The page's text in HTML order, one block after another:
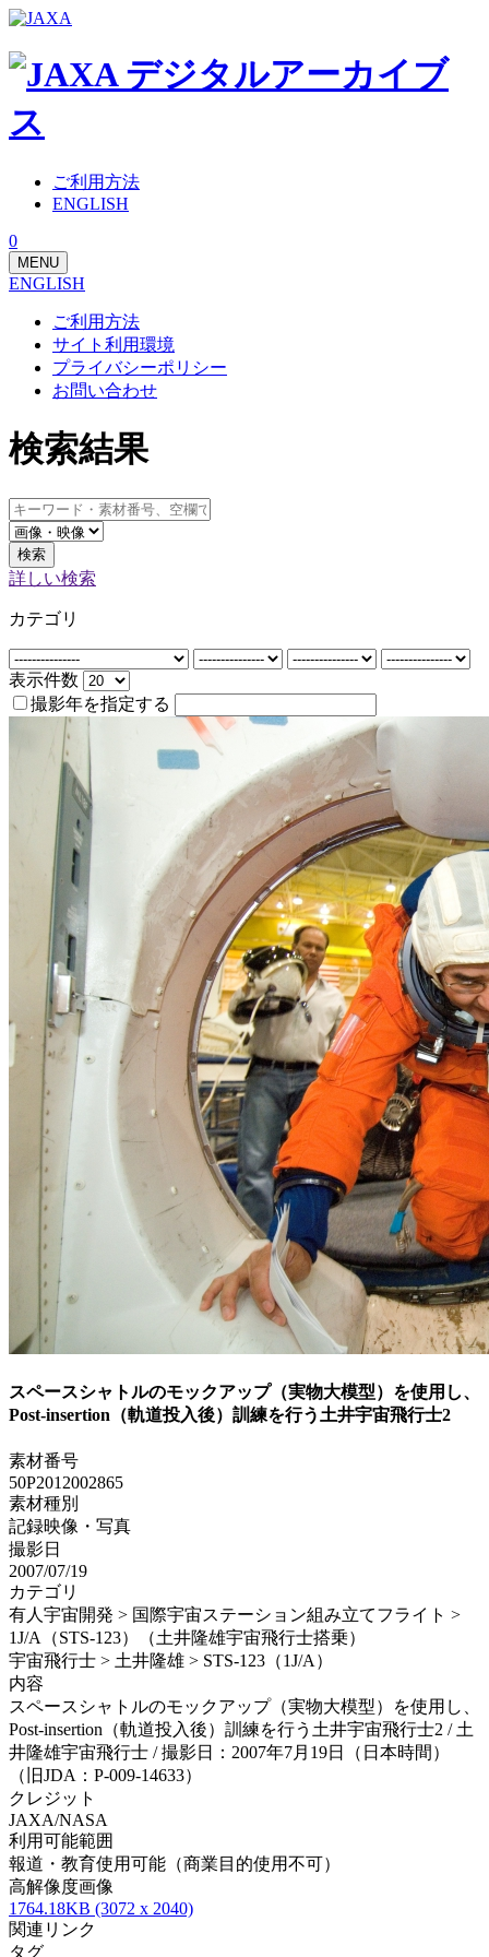
ご利用方法
ENGLISH
0
MENU
ENGLISH
ご利用方法
サイト利用環境
プライバシーポリシー
お問い合わせ
検索結果
検索
詳しい検索
カテゴリ
表示件数
撮影年を指定する
スペースシャトルのモックアップ（実物大模型）を使用し、
Post-insertion（軌道投入後）訓練を行う土井宇宙飛行士2
素材番号
50P2012002865
素材種別
記録映像・写真
撮影日
2007/07/19
カテゴリ
有人宇宙開発 > 国際宇宙ステーション組み立てフライト >
1J/A（STS-123）（土井隆雄宇宙飛行士搭乗）
宇宙飛行士 > 土井隆雄 > STS-123（1J/A）
内容
スペースシャトルのモックアップ（実物大模型）を使用し、
Post-insertion（軌道投入後）訓練を行う土井宇宙飛行士2 / 土
井隆雄宇宙飛行士 / 撮影日：2007年7月19日（日本時間）
（旧JDA：P-009-14633）
クレジット
JAXA/NASA
利用可能範囲
報道・教育使用可能（商業目的使用不可）
高解像度画像
1764.18KB (3072 x 2040)
関連リンク
タグ